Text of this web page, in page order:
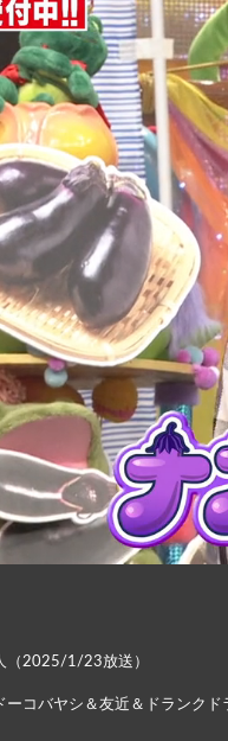
（2025/1/23放送）
ーコバヤシ＆友近＆ドランク